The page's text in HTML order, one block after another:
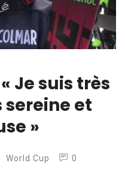
Je suis très
sereine et
»
World Cup
0